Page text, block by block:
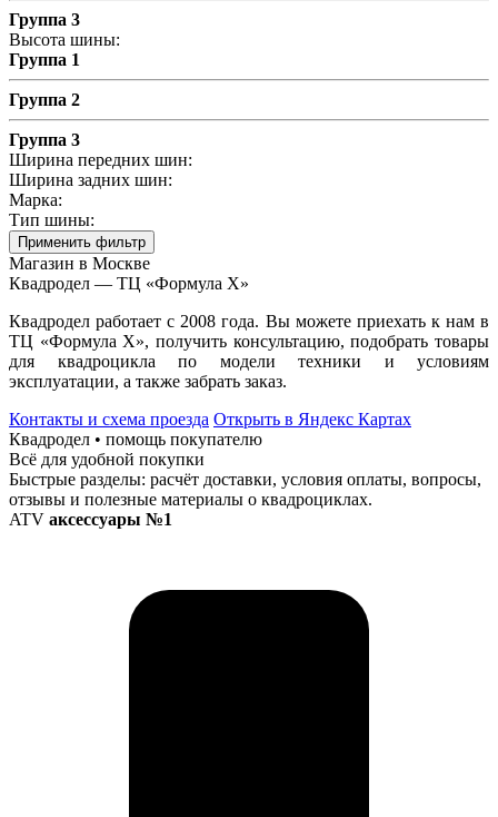
Группа 3
Высота шины:
Группа 1
Группа 2
Группа 3
Ширина передних шин:
Ширина задних шин:
Марка:
Тип шины:
Применить фильтр
Магазин в Москве
Квадродел — ТЦ «Формула Х»
Квадродел работает с 2008 года. Вы можете приехать к нам в
ТЦ «Формула Х», получить консультацию, подобрать товары
для квадроцикла по модели техники и условиям
эксплуатации, а также забрать заказ.
Контакты и схема проезда Открыть в Яндекс Картах
Квадродел • помощь покупателю
Всё для удобной покупки
Быстрые разделы: расчёт доставки, условия оплаты, вопросы,
отзывы и полезные материалы о квадроциклах.
ATV аксессуары №1